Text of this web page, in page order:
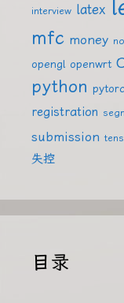
interview latex
mfc money
opengl openwrt
python
registration
submission
失控
目录